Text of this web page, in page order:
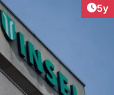
5y